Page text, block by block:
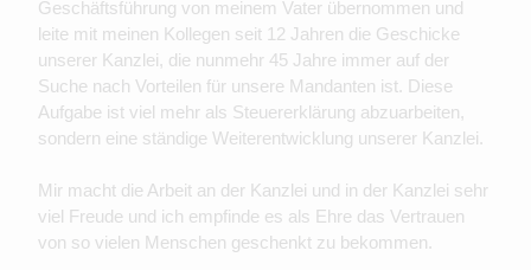
Geschäftsführung von meinem Vater übernommen und
leite mit meinen Kollegen seit 12 Jahren die Geschicke
unserer Kanzlei, die nunmehr 45 Jahre immer auf der
Suche nach Vorteilen für unsere Mandanten ist. Diese
Aufgabe ist viel mehr als Steuererklärung abzuarbeiten,
sondern eine ständige Weiterentwicklung unserer Kanzlei.
Mir macht die Arbeit an der Kanzlei und in der Kanzlei sehr
viel Freude und ich empfinde es als Ehre das Vertrauen
von so vielen Menschen geschenkt zu bekommen.